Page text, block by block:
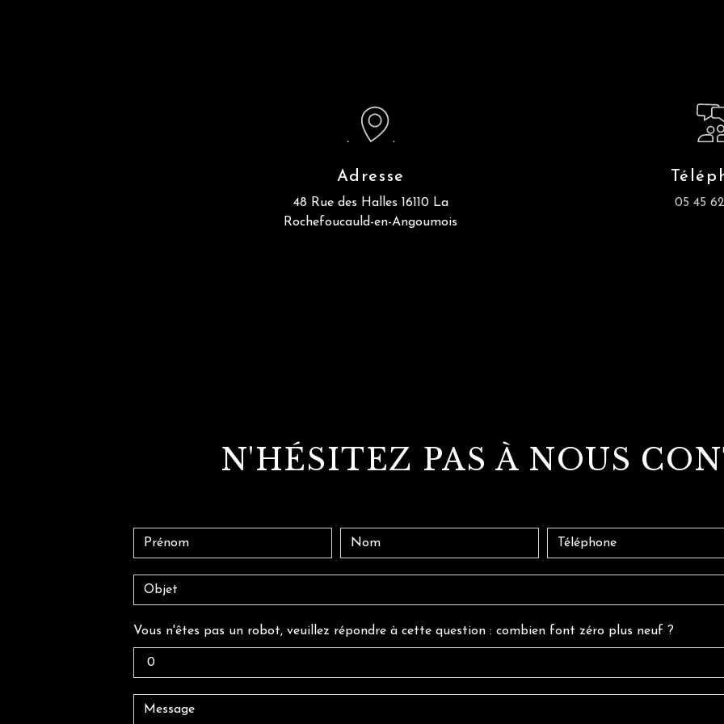
Adresse
48 Rue des Halles 16110 La
Rochefoucauld-en-Angoumois
05 45 62
N'HÉSITEZ PAS À NOUS
Vous n'êtes pas un robot, veuillez répondre à cette question : combien font zéro plus neuf ?